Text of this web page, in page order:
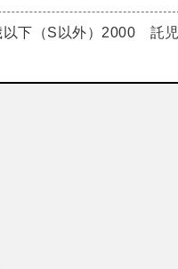
（S以外）2000 託児